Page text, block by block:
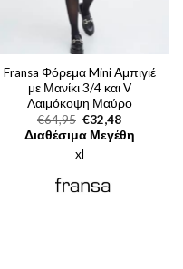
Fransa Φόρεμα Mini Αμπιγιέ
με Μανίκι 3/4 και V
Λαιμόκοψη Μαύρο
€64,95 Original
price
was:
€64,95.
€32,48Η
τρέχουσα
τιμή
Διαθέσιμα Μεγέθη
xl